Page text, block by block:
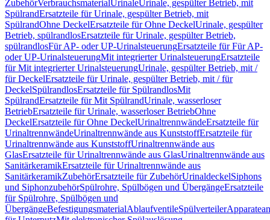
ZubehörVerbrauchsmaterialUrinaleUrinale, gespülter Betrieb, mit
SpülrandErsatzteile für Urinale, gespülter Betrieb, mit
SpülrandOhne DeckelErsatzteile für Ohne DeckelUrinale, gespülter
Betrieb, spülrandlosErsatzteile für Urinale, gespülter Betrieb,
spülrandlosFür AP- oder UP-UrinalsteuerungErsatzteile für Für AP-
oder UP-UrinalsteuerungMit integrierter UrinalsteuerungErsatzteile
für Mit integrierter UrinalsteuerungUrinale, gespülter Betrieb, mit /
für DeckelErsatzteile für Urinale, gespülter Betrieb, mit / für
DeckelSpülrandlosErsatzteile für SpülrandlosMit
SpülrandErsatzteile für Mit SpülrandUrinale, wasserloser
BetriebErsatzteile für Urinale, wasserloser BetriebOhne
DeckelErsatzteile für Ohne DeckelUrinaltrennwändeErsatzteile für
UrinaltrennwändeUrinaltrennwände aus KunststoffErsatzteile für
Urinaltrennwände aus KunststoffUrinaltrennwände aus
GlasErsatzteile für Urinaltrennwände aus GlasUrinaltrennwände aus
SanitärkeramikErsatzteile für Urinaltrennwände aus
SanitärkeramikZubehörErsatzteile für ZubehörUrinaldeckelSiphons
und SiphonzubehörSpülrohre, Spülbögen und ÜbergängeErsatzteile
für Spülrohre, Spülbögen und
ÜbergängeBefestigungsmaterialAblaufventileSpülverteiler